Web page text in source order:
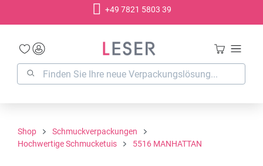
+49 7821 5803 39
Shop
Schmuckverpackungen
Hochwertige Schmucketuis
5516 MANHATTAN